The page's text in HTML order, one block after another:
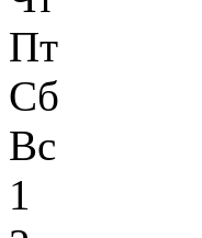
Пт
Сб
Вс
1